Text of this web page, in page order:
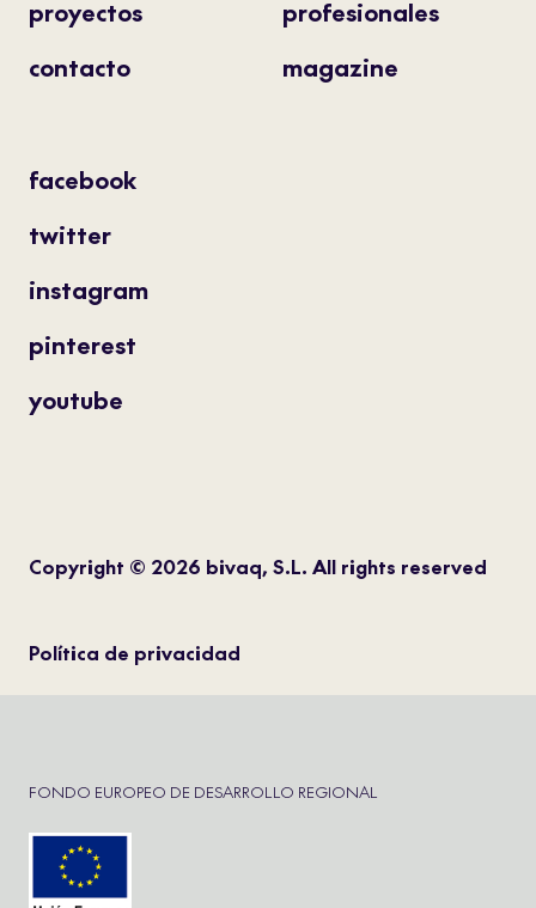
proyectos
contacto
profesionales
magazine
facebook
twitter
instagram
pinterest
youtube
Copyright © 2026 bivaq, S.L. All rights reserved
Política de privacidad
FONDO EUROPEO DE DESARROLLO REGIONAL